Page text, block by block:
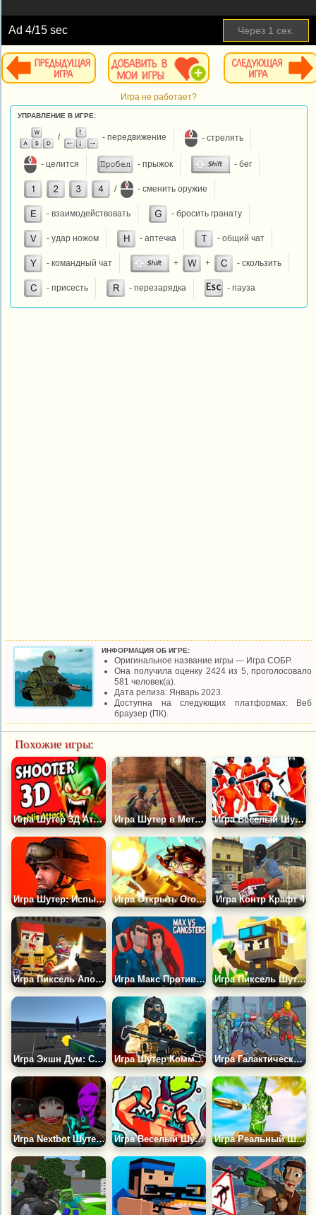
Ad4/15 sec Через 1 сек.
Игра не работает?
УПРАВЛЕНИЕ В ИГРЕ:
/ - передвижение - стрелять
- целится - прыжок - бег
/ - сменить оружие
- взаимодействовать - бросить гранату
- удар ножом - аптечка - общий чат
- командный чат + + - скользить
- присесть - перезарядка - пауза
ИНФОРМАЦИЯ ОБ ИГРЕ:
Оригинальное название игры — Игра СОБР.
Она получила оценку 2424 из 5, проголосовало
581 человек(а).
Дата релиза: Январь 2023.
Доступна на следующих платформах: Веб
браузер (ПК).
Похожие игры:
Игра Шутер 3Д Атака Гоблинов Игра Шутер в Метро 3Д Игра Веселый Шутер
Игра Шутер: Испытание на Время Игра Открыть Огонь Игра Контр Крафт 4
Игра Пиксель Апокалипсис: Инфекция Игра Макс Против Гангстеров Игра Пиксель Шутер
Игра Экшн Дум: Спаси Человечество Игра Шутер Коммандос Игра Галактический Шутер: Уничтожь Цивилизацию
Игра Nextbot Шутер: Подземная Схватка Игра Веселый Шутер 2 Игра Реальный Шутер по Бутылкам